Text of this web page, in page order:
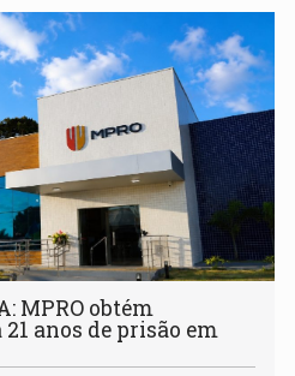
MPRO obtém
anos de prisão em